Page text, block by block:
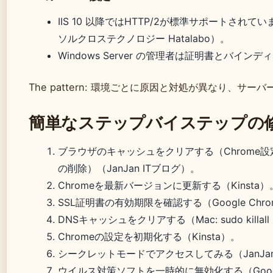
IIS 10 以降ではHTTP/2が標準サポートされて
ソルクロステクノロジー Hatalabo）。
Windows Server の管理者は証明書とバインデ
The pattern: 環境ごとに原因と対処が異なり、サーバ
簡単なステップバイステップの
ブラウザのキャッシュをクリアする（Chrome
の削除）（JanJan ITブログ）。
Chromeを最新バージョンに更新する（Kinsta）
SSL証明書の有効期限を確認する（Google
DNSキャッシュをクリアする（Mac: sudo
Chromeの設定を初期化する（Kinsta）。
シークレットモードでアクセスしてみる（
ウイルス対策ソフトを一時的に無効化する（